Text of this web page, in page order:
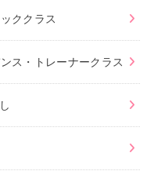
ククラス
ス・トレーナークラス